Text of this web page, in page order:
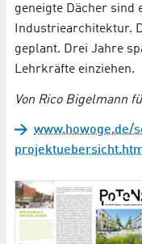
geneigte Dächer sind
Industriearchitektur.
geplant. Drei Jahre
Lehrkräfte einziehen.
Von Rico Bigelmann
www.howoge.de/